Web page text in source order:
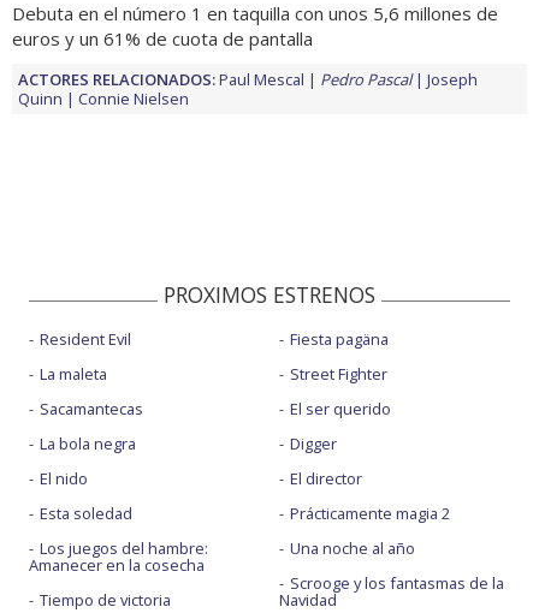
Debuta en el número 1 en taquilla con unos 5,6 millones de
euros y un 61% de cuota de pantalla
ACTORES RELACIONADOS:Paul Mescal Pedro Pascal
Joseph
Quinn
Connie Nielsen
PROXIMOS ESTRENOS
Resident Evil
La maleta
Sacamantecas
La bola negra
El nido
Esta soledad
Los juegos del hambre:
Amanecer en la cosecha
Tiempo de victoria
Fiesta pagäna
Street Fighter
El ser querido
Digger
El director
Prácticamente magia 2
Una noche al año
Scrooge y los fantasmas de la
Navidad